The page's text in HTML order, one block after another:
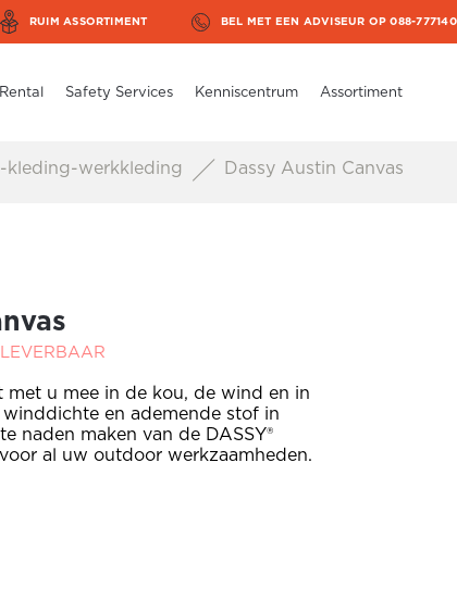
RUIM ASSORTIMENT BEL MET EEN ADVISEUR OP 088-
Rental Safety Services Kenniscentrum Assortiment
kleding-werkkleding Dassy Austin Canvas
met u mee in de kou, de wind en in
en ademende stof in
naden maken van de DASSY®
al uw outdoor werkzaamheden.